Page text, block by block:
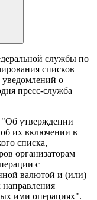
службы по
списков
уведомлений о
пресс-служба
утверждении
их включении в
списка,
организаторам
с
валютой и (или)
ими операциях".